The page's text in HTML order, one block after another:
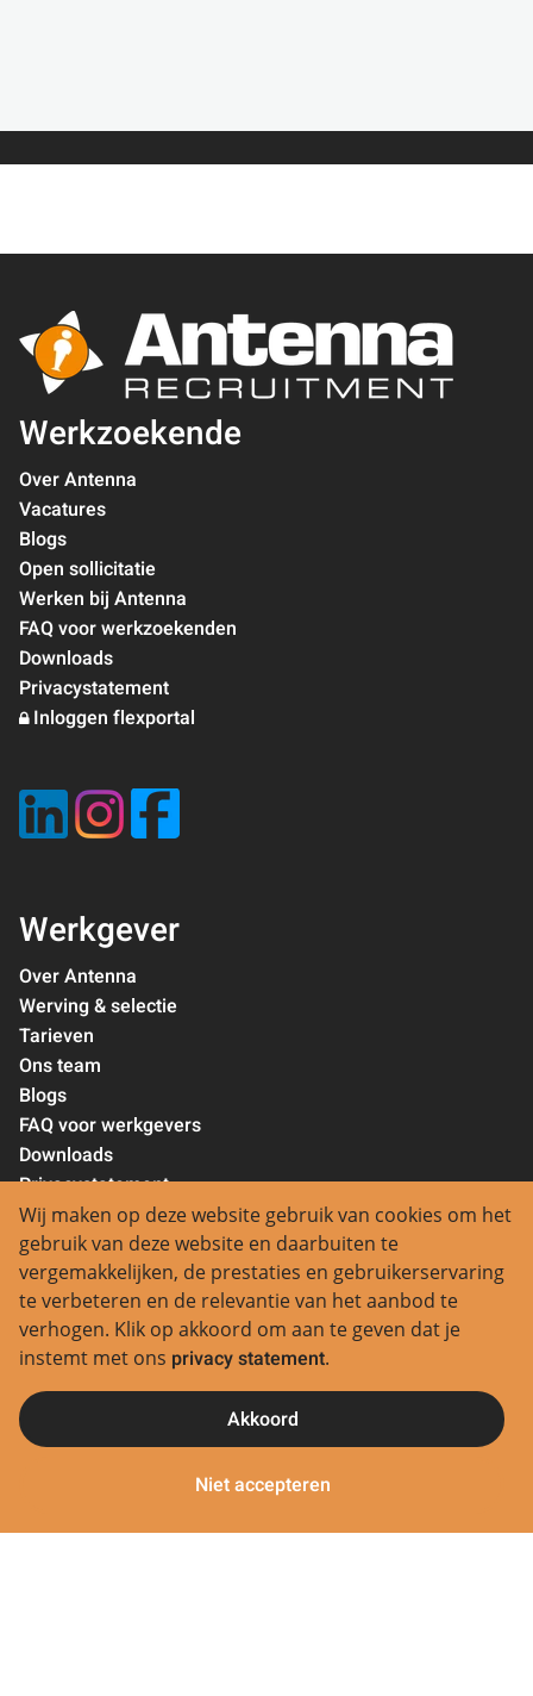
Werkzoekende
Over Antenna
Vacatures
Blogs
Open sollicitatie
Werken bij Antenna
FAQ voor werkzoekenden
Downloads
Privacystatement
Inloggen flexportal
Werkgever
Over Antenna
Werving & selectie
Tarieven
Ons team
Blogs
FAQ voor werkgevers
Downloads
Privacystatement
Contact
Regio Aalsmeer:
0297 380 580
Regio Groene Hart:
Regio Haarlemmermeer:
0252 629 729
Regio Rotterdam:
Wij maken op deze website gebruik van cookies om het
gebruik van deze website en daarbuiten te
vergemakkelijken, de prestaties en gebruikerservaring
te verbeteren en de relevantie van het aanbod te
verhogen. Klik op akkoord om aan te geven dat je
instemt met ons privacy statement.
Akkoord
Niet accepteren